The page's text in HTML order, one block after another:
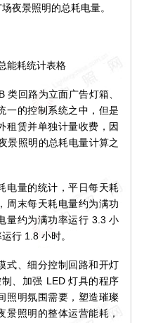
夜景照明的总耗电量。
耗统计表格
回路为立面广告灯箱、
一的控制系统之中，但是
租赁并单独计量收费，因
景照明的总耗电量计算之
量的统计，平日每天耗
周末每天耗电量约为满功
量约为满功率运行 3.3 小
行 1.8 小时。
、细分控制回路和开灯
、加强 LED 灯具的程序
照明氛围需要，塑造璀璨
景照明的整体运营能耗，